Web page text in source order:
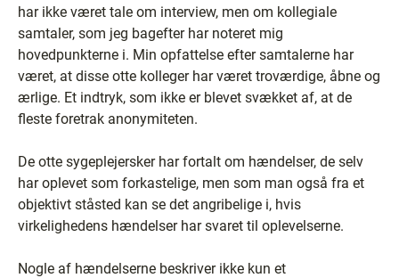
har ikke været tale om interview, men om kollegiale
samtaler, som jeg bagefter har noteret mig
hovedpunkterne i. Min opfattelse efter samtalerne har
været, at disse otte kolleger har været troværdige, åbne og
ærlige. Et indtryk, som ikke er blevet svækket af, at de
fleste foretrak anonymiteten.
De otte sygeplejersker har fortalt om hændelser, de selv
har oplevet som forkastelige, men som man også fra et
objektivt ståsted kan se det angribelige i, hvis
virkelighedens hændelser har svaret til oplevelserne.
Nogle af hændelserne beskriver ikke kun et